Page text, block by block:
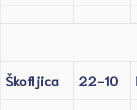
Škofljica 22-10